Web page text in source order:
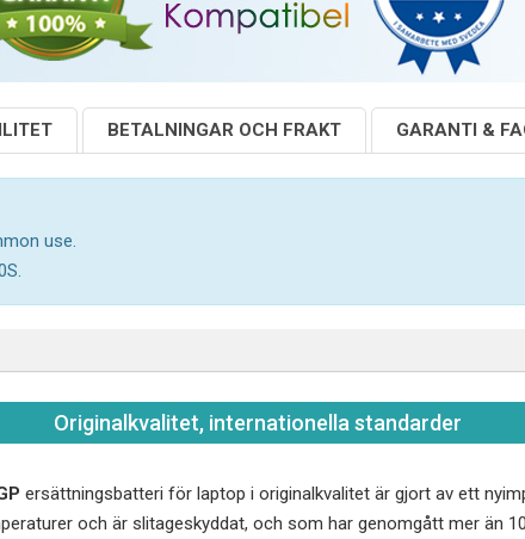
BETALNINGAR OCH FRAKT GARANTI &
use.
Originalkvalitet, internationella standarder
ersättningsbatteri för laptop i originalkvalitet är gjort av ett
och är slitageskyddat, och som har genomgått mer än